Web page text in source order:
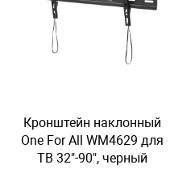
Кронштейн наклонный
One For All WM4629 для
ТВ 32"-90", черный